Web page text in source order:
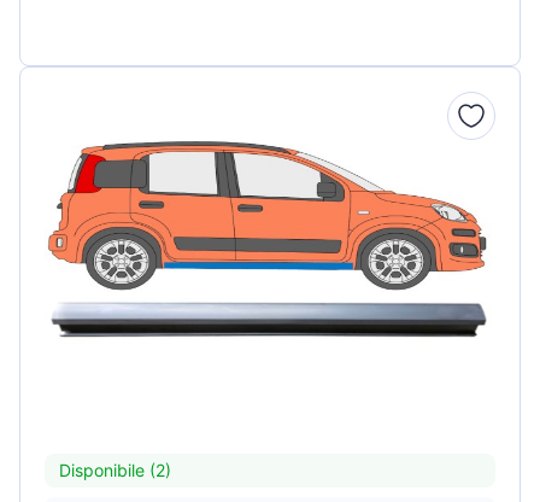
Disponibile (2)